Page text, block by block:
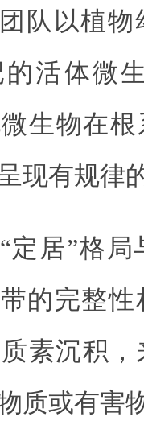
队以植
活体微
生物在
现有规律
定居”格
的完整性
素沉积
质或有害